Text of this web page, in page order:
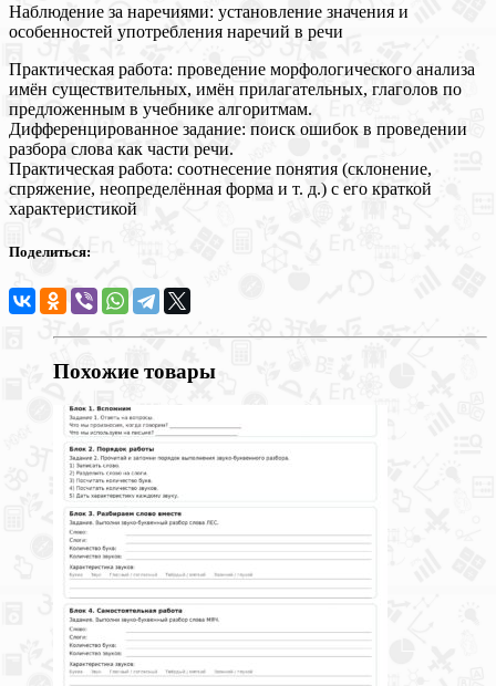
Наблюдение за наречиями: установление значения и
особенностей употребления наречий в речи
Практическая работа: проведение морфологического анализа
имён существительных, имён прилагательных, глаголов по
предложенным в учебнике алгоритмам.
Дифференцированное задание: поиск ошибок в проведении
разбора слова как части речи.
Практическая работа: соотнесение понятия (склонение,
спряжение, неопределённая форма и т. д.) с его краткой
характеристикой
Поделиться:
Похожие товары